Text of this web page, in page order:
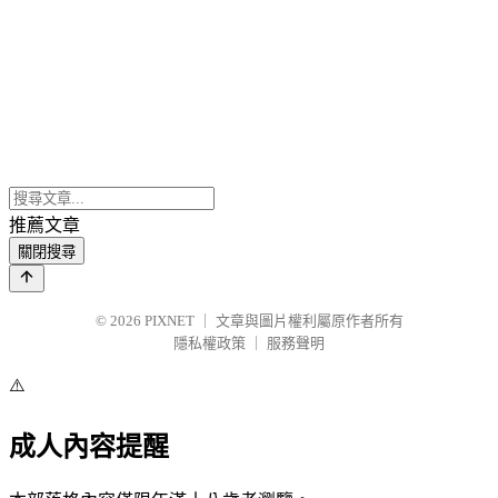
推薦文章
關閉搜尋
© 2026 PIXNET
文章與圖片權利屬原作者所有
隱私權政策
服務聲明
⚠️
成人內容提醒